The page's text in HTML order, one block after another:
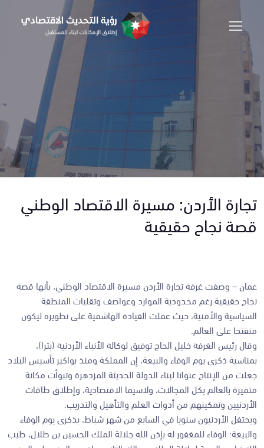
تجارة الأردن: مسيرة الاقتصاد الوطني
قصة نجاح حقيقية
عمان – وصفت غرفة تجارة الأردن مسيرة الاقتصاد الوطني، بأنها قصة
نجاح حقيقية رغم محدودية الموارد وعواصف وتقلبات المنطقة
السياسية والأمنية، حيث عملت القيادة الهاشمية على تطويره ليكون
منفتحا على العالم.
وقال رئيس الغرفة خليل الحاج توفيق لوكالة الأنباء الأردنية (بترا)،
بمناسبة ذكرى يوم الوفاء والبيعة، إن المملكة ومنذ بواكير تأسيس البلاد
جعلت من الإنتاج عنوانا لبناء الدولة الحديثة المزدهرة وتبوأت مكانة
متميزة بالعالم بكل المجالات، ولاسيما الاقتصادية، وإطلاق طاقات
الأردنيين وتمكينهم من أدوات العلم والتأهيل والتدريب.
ويحتفل الأردنيون سنويا في السابع من شهر شباط، بذكرى يوم الوفاء
والبيعة: الوفاء للمغفور له بإذن الله جلالة الملك الحسين بن طلال، طيب